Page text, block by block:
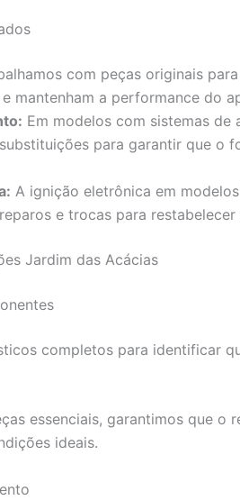
com peças originais
mantenham a performance do
Em modelos com sistemas de
para garantir que o
A ignição eletrônica em
e trocas para restabelecer
Jardim das Acácias
completos para identificar
essenciais, garantimos que o
ideais.